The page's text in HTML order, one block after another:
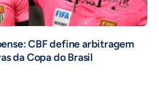
CBF define arbitragem
da Copa do Brasil